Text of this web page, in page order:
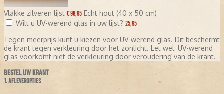
Vlakke zilveren lijst € 98,95 Echt hout (40 x 50 cm)
Wilt u UV-werend glas in uw lijst? 25,95
Tegen meerprijs kunt u kiezen voor UV-werend glas. Dit beschermt
de krant tegen verkleuring door het zonlicht. Let wel: UV-werend
glas voorkomt niet de verkleuring door veroudering van de krant.
BESTEL UW KRANT
1. AFLEVEROPTIES